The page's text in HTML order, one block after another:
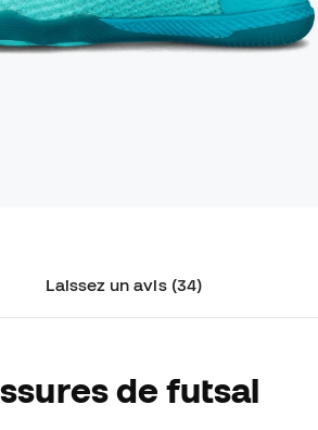
Laissez un avis (34)
de futsal